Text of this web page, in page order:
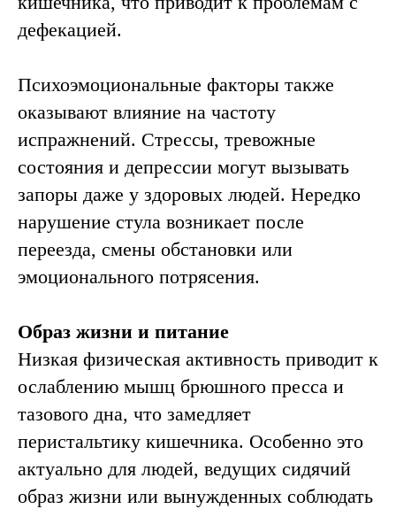
дефекацией.
Психоэмоциональные факторы также
оказывают влияние на частоту
испражнений. Стрессы, тревожные
состояния и депрессии могут вызывать
запоры даже у здоровых людей. Нередко
нарушение стула возникает после
переезда, смены обстановки или
эмоционального потрясения.
Образ жизни и питание
Низкая физическая активность приводит к
ослаблению мышц брюшного пресса и
тазового дна, что замедляет
перистальтику кишечника. Особенно это
актуально для людей, ведущих сидячий
образ жизни или вынужденных соблюдать
Запись на
диагностику
врача
колопроктолога-
хирурга
Для получения подробной
информации о лечении
запора, ценах и записи на
консультацию специалиста,
пожалуйста, оставьте заявку:
Записаться на прием